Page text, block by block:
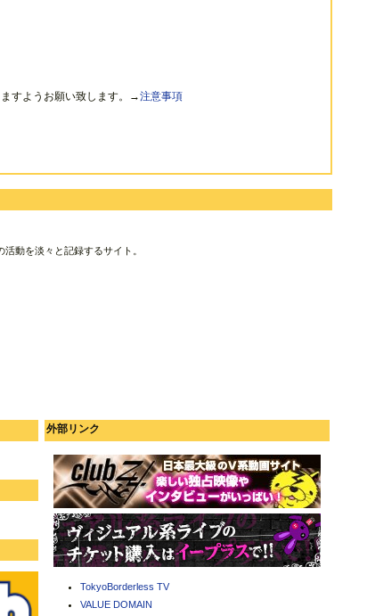
すようお願い致します。→注意事項
動を淡々と記録するサイト。
外部リンク
TokyoBorderless TV
VALUE DOMAIN